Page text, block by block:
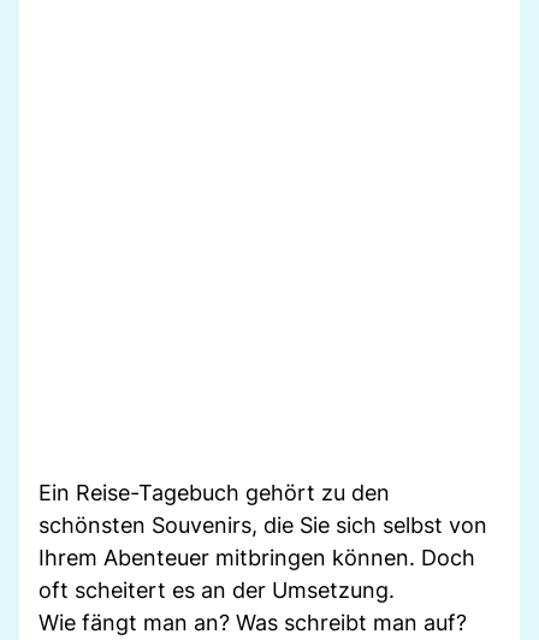
Ein Reise-Tagebuch gehört zu den
schönsten Souvenirs, die Sie sich selbst von
Ihrem Abenteuer mitbringen können. Doch
oft scheitert es an der Umsetzung.
Wie fängt man an? Was schreibt man auf?